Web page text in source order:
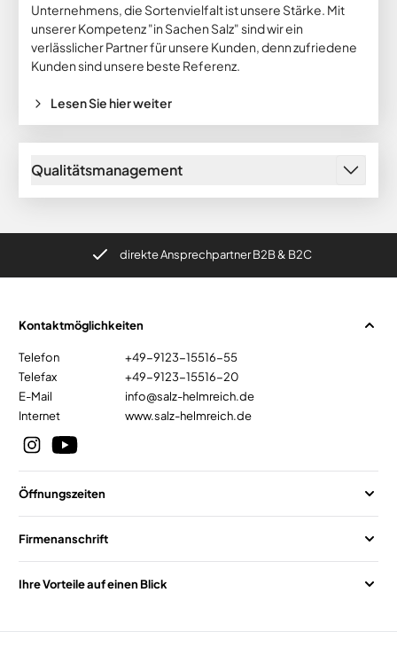
Unternehmens, die Sortenvielfalt ist unsere Stärke. Mit
unserer Kompetenz "in Sachen Salz" sind wir ein
verlässlicher Partner für unsere Kunden, denn zufriedene
Kunden sind unsere beste Referenz.
Lesen Sie hier weiter
Qualitätsmanagement
direkte Ansprechpartner B2B & B2C
Kontaktmöglichkeiten
Telefon
+49-9123-15516-55
Telefax
+49-9123-15516-20
E-Mail
info@salz-helmreich.de
Internet
www.salz-helmreich.de
Öffnungszeiten
Firmenanschrift
Ihre Vorteile auf einen Blick